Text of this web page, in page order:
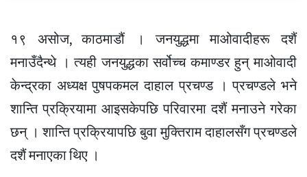
१९ असोज, काठमाडौं । जनयुद्धमा माओवादीहरू दशैं
मनाउँदैन्थे । त्यही जनयुद्धका सर्वोच्च कमाण्डर हुन् माओवादी
केन्द्रका अध्यक्ष पुषपकमल दाहाल प्रचण्ड । प्रचण्डले भने
शान्ति प्रक्रियामा आइसकेपछि परिवारमा दशैं मनाउने गरेका
छन् । शान्ति प्रक्रियापछि बुवा मुक्तिराम दाहालसँग प्रचण्डले
दशैं मनाएका थिए ।